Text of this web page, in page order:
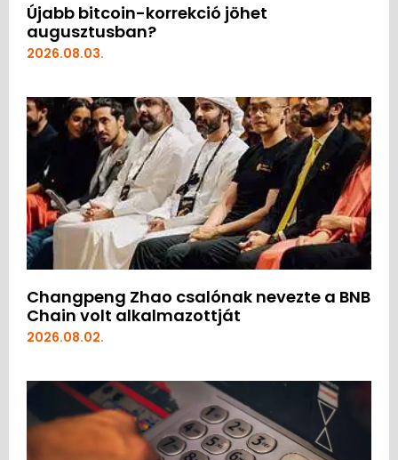
Újabb bitcoin-korrekció jöhet
augusztusban?
2026.08.03.
Changpeng Zhao csalónak nevezte a BNB
Chain volt alkalmazottját
2026.08.02.